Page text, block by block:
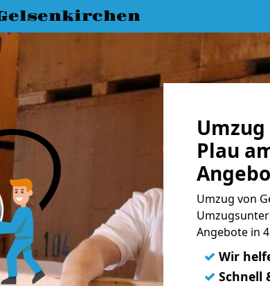
Plau
Umzug von
Angebote in
✓ Wir
✓ Schnell